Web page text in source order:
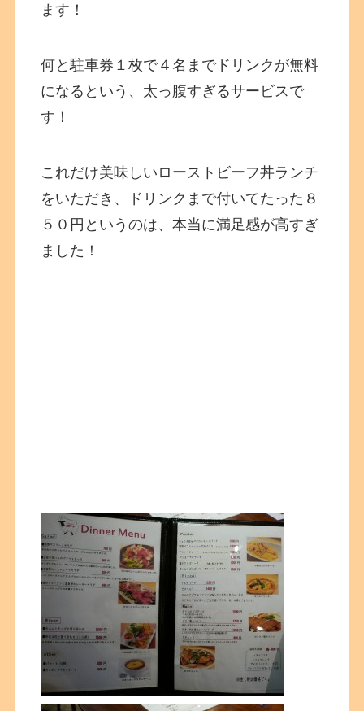
ます！
何と駐車券１枚で４名までドリンクが無料
になるという、太っ腹すぎるサービスで
す！
これだけ美味しいローストビーフ丼ランチ
をいただき、ドリンクまで付いてたった８
５０円というのは、本当に満足感が高すぎ
ました！